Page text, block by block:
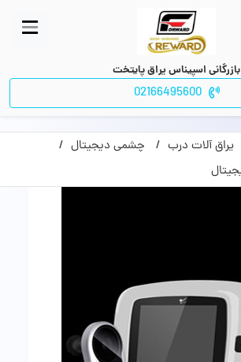
بازرگانی اسپیناس یراق پایتخت
02166495600
یراق آلات درب
چشمی دیجیتال